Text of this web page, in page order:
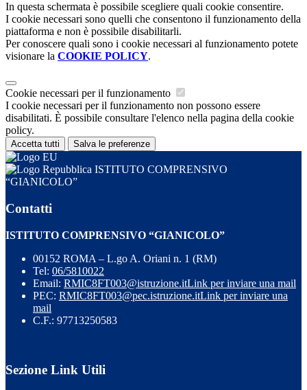
In questa schermata è possibile scegliere quali cookie consentire.
I cookie necessari sono quelli che consentono il funzionamento della
piattaforma e non è possibile disabilitarli.
Per conoscere quali sono i cookie necessari al funzionamento potete
visionare la COOKIE POLICY.
Cookie necessari per il funzionamento
I cookie necessari per il funzionamento non possono essere
disabilitati. È possibile consultare l'elenco nella pagina della cookie
policy.
Accetta tutti Salva le preferenze
ISTITUTO COMPRENSIVO
“GIANICOLO”
Contatti
ISTITUTO COMPRENSIVO “GIANICOLO”
00152 ROMA – L.go A. Oriani n. 1 (RM)
Tel: 06/5810022
Email: RMIC8FT003@istruzione.itLink per inviare una mail
PEC: RMIC8FT003@pec.istruzione.itLink per inviare una
mail
C.F.: 97713250583
Sezione Link Utili